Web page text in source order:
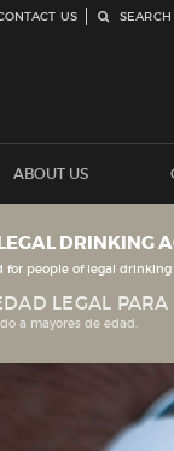
US SEARCH
ABOUT US
DRINKING
for people of legal drinking
LEGAL
a mayores de edad.